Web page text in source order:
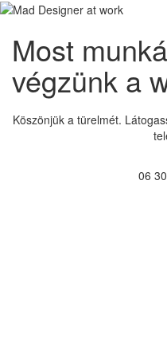
Most
végzünk a
Köszönjük a türelmét.
06